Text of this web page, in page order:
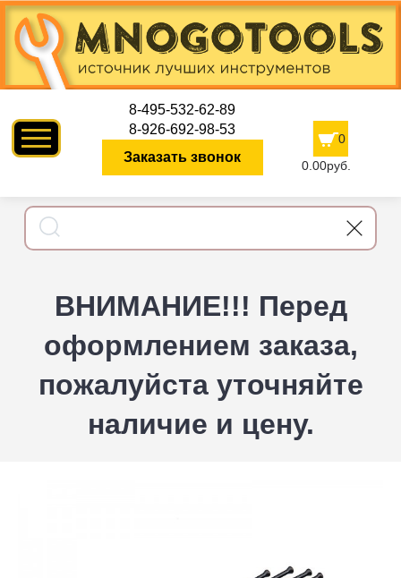
8-495-532-62-89
8-926-692-98-53
Заказать звонок
0
0.00руб.
ВНИМАНИЕ!!! Перед
оформлением заказа,
пожалуйста уточняйте
наличие и цену.